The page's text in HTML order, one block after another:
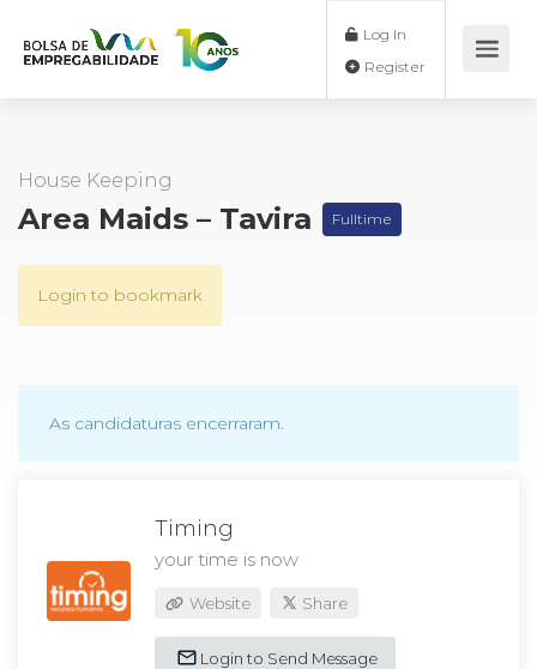
Log In
House Keeping
Area Maids – Tavira Fulltime
Login to bookmark
As candidaturas encerraram.
Timing
your time is now
Website Share
Login to Send Message